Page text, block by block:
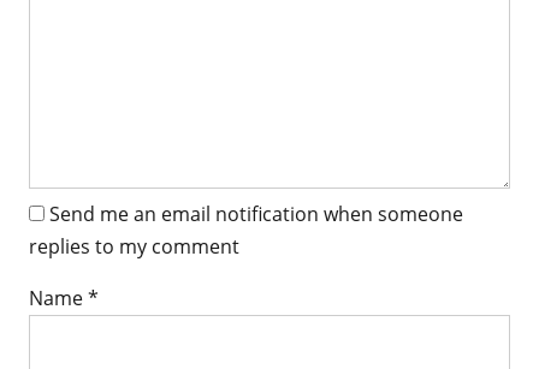
Send me an email notification when someone
replies to my comment
Name*